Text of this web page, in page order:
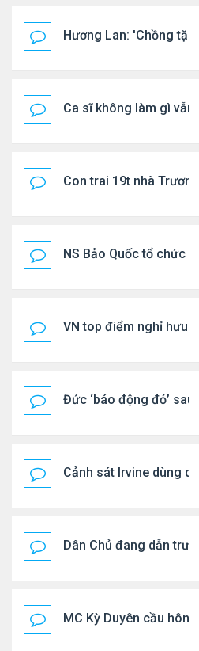
Hương Lan: 'Chồng
Ca sĩ không làm gì
Con trai 19t nhà
NS Bảo Quốc tổ chức
VN top điểm nghỉ hưu
Đức ‘báo động đỏ’
Cảnh sát Irvine dùng
Dân Chủ đang dẫn
MC Kỳ Duyên cầu hôn